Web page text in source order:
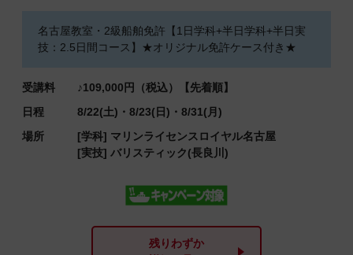
名古屋教室・2級船舶免許【1日学科+半日学科+半日実
技：2.5日間コース】★オリジナル免許ケース付き★
受講料
♪109,000円（税込）【先着順】
日程
8/22(土)・8/23(日)・8/31(月)
場所
[学科] マリンライセンスロイヤル名古屋
[実技] バリスティック(長良川)
残りわずか